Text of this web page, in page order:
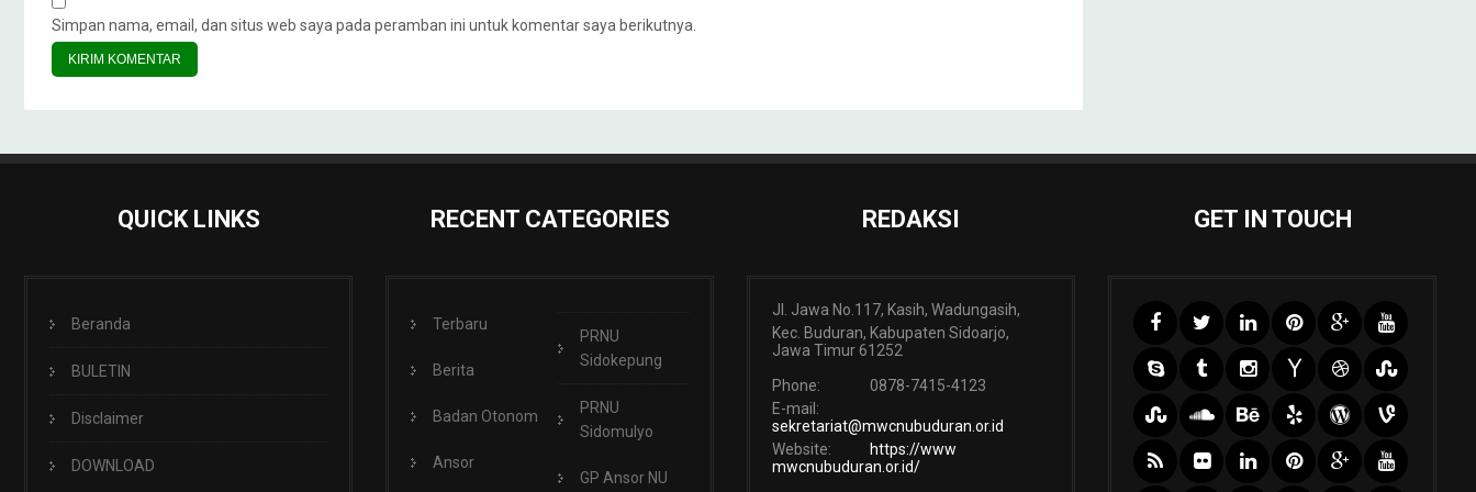
Simpan nama, email, dan situs web saya pada peramban ini untuk komentar saya berikutnya.
QUICK LINKS
Beranda
BULETIN
Disclaimer
DOWNLOAD
RECENT CATEGORIES
Terbaru
Berita
Badan Otonom
Ansor
PRNU
Sidokepung
PRNU
Sidomulyo
GP Ansor NU
REDAKSI
Jl. Jawa No.117, Kasih, Wadungasih,
Kec. Buduran, Kabupaten Sidoarjo,
Jawa Timur 61252
Phone:
0878-7415-4123
E-mail:
sekretariat@mwcnubuduran.or.id
Website:
https://www
mwcnubuduran.or.id/
GET IN TOUCH